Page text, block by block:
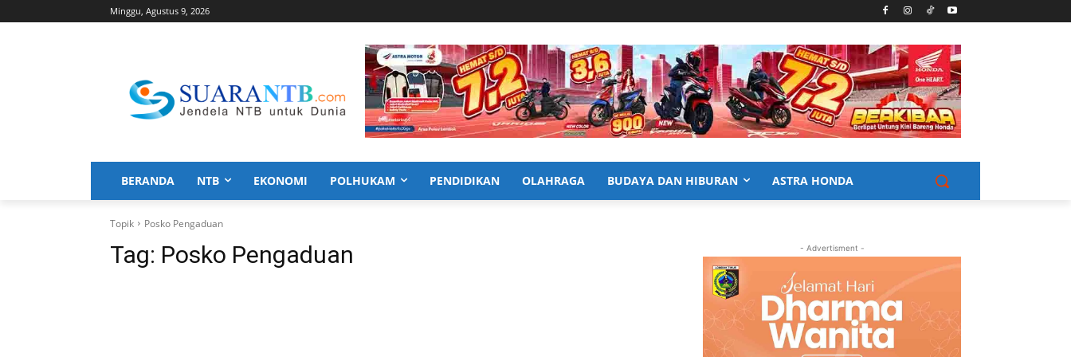
Minggu, Agustus 9, 2026
BERANDA NTB EKONOMI POLHUKAM PENDIDIKAN OLAHRAGA BUDAYA DAN HIBURAN ASTRA HONDA
Topik Posko Pengaduan
Tag: Posko Pengaduan - Advertisment -